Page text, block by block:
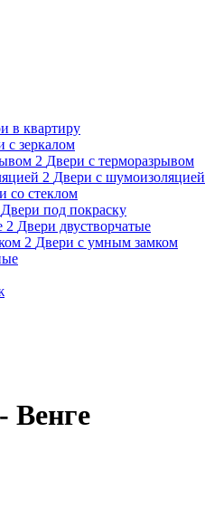
в квартиру
с зеркалом
Двери с терморазрывом
Двери с шумоизоляцией
со стеклом
Двери под покраску
Двери двустворчатые
Двери с умным замком
Венге